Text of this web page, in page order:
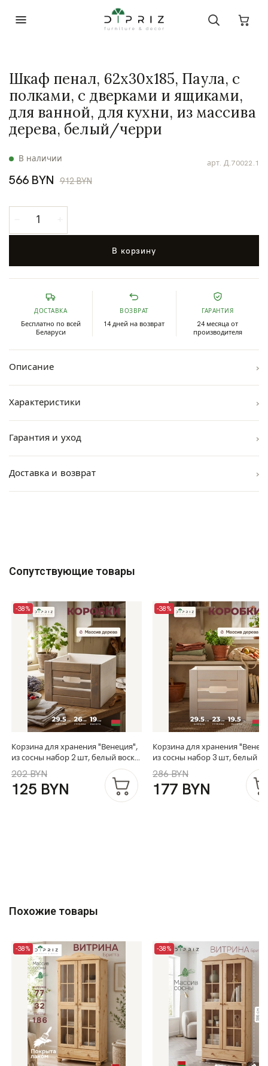
арт. Д.70022.1
В наличии
Шкаф пенал, 62х30х185, Паула, с
полками, с дверками и ящиками,
для ванной, для кухни, из массива
дерева, белый/черри
566 BYN 912 BYN
В корзину
ДОСТАВКА
Бесплатно по всей
Беларуси
ВОЗВРАТ
14 дней на возврат
ГАРАНТИЯ
24 месяца от
производителя
Описание ›
Характеристики ›
Гарантия и уход ›
Доставка и возврат ›
Сопутствующие товары
-38%
Корзина для хранения "Венеция",
из сосны набор 2 шт, белый воск/
фронт-серый бейц лак
202 BYN
125 BYN
-38%
Корзина для хранения "Венеция",
из сосны набор 3 шт, белый
286 BYN
177 BYN
Похожие товары
-38% -38%